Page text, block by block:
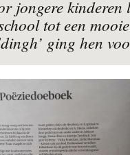
jongere kinderen
tot een
ging hen